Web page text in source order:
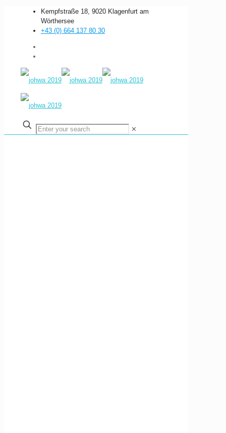
Kempfstraße 18, 9020 Klagenfurt am
Wörthersee
+43 (0) 664 137 80 30
✕